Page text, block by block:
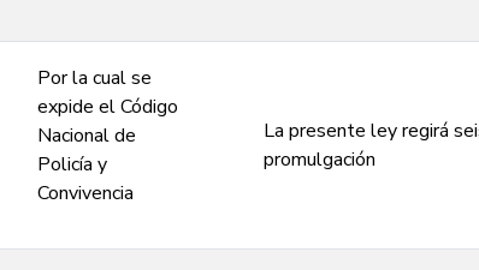
Por la cual se
expide el Código
Nacional de
Policía y
Convivencia
La presente ley regirá
promulgación